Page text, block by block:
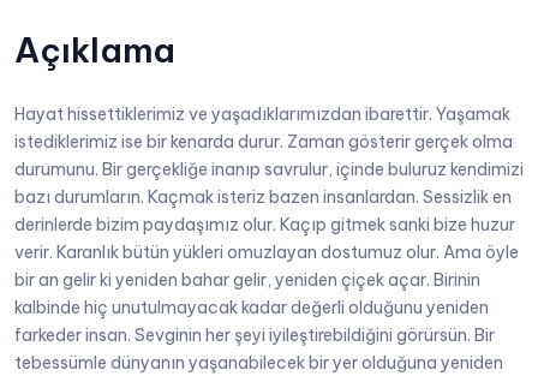
Açıklama
Hayat hissettiklerimiz ve yaşadıklarımızdan ibarettir. Yaşamak
istediklerimiz ise bir kenarda durur. Zaman gösterir gerçek olma
durumunu. Bir gerçekliğe inanıp savrulur, içinde buluruz kendimizi
bazı durumların. Kaçmak isteriz bazen insanlardan. Sessizlik en
derinlerde bizim paydaşımız olur. Kaçıp gitmek sanki bize huzur
verir. Karanlık bütün yükleri omuzlayan dostumuz olur. Ama öyle
bir an gelir ki yeniden bahar gelir, yeniden çiçek açar. Birinin
kalbinde hiç unutulmayacak kadar değerli olduğunu yeniden
farkeder insan. Sevginin her şeyi iyileştirebildiğini görürsün. Bir
tebessümle dünyanın yaşanabilecek bir yer olduğuna yeniden